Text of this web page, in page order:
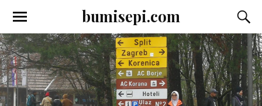
bumisepi.com